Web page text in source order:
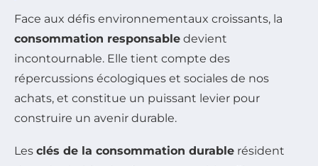
Face aux défis environnementaux croissants, la
consommation responsable devient
incontournable. Elle tient compte des
répercussions écologiques et sociales de nos
achats, et constitue un puissant levier pour
construire un avenir durable.
Les clés de la consommation durable résident